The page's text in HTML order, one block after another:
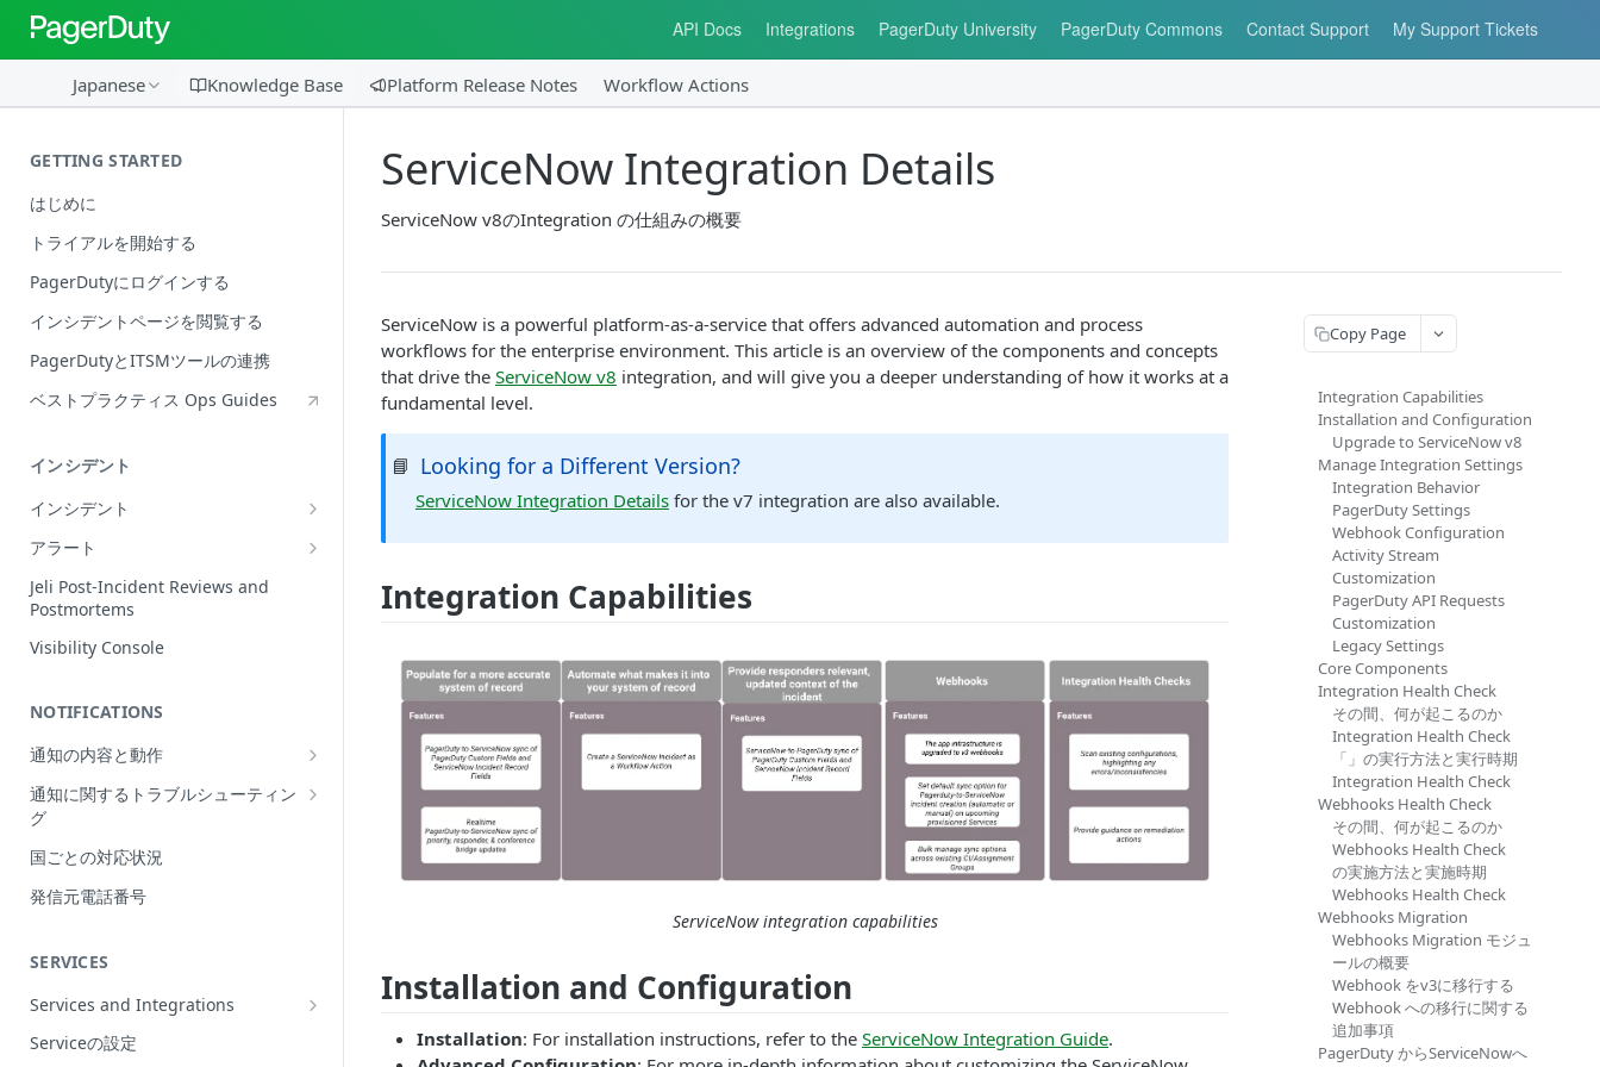
API Docs Integrations PagerDuty University PagerDuty Commons Contact Support My Support Tickets
Japanese Knowledge Base Platform Release Notes Workflow Actions
GETTING STARTED
はじめに
トライアルを開始する
PagerDutyにログインする
インシデントページを閲覧する
PagerDutyとITSMツールの連携
ベストプラクティス Ops Guides
インシデント
インシデント
Incidentの編集
インシデントの再割当て
（Reassign）
インシデントの再開（Reopen）
Incident Roles
Incident Tasks
Incident Types
インシデントが作成されない理由
Conference Bridge
アラート
Alerts Table
Jeli Post-Incident Reviews and
Postmortems
Visibility Console
NOTIFICATIONS
通知の内容と動作
Push Notifications
Email Notifications
電話通知
Phone Notification Disclosures
SMS Notifications
WhatsApp Notification
通知に関するトラブルシューティン
グ
想定される通知の動作
プッシュ通知のトラブルシューティ
ング
グ
電話通知のトラブルシューティング
SMS通知のトラブルシューティング
国ごとの対応状況
発信元電話番号
SERVICES
Services and Integrations
Service Directory
Serviceの設定
ServiceNow Integration Details
ServiceNow v8のIntegration の仕組みの概要
ServiceNow is a powerful platform-as-a-service that offers advanced automation and process
workflows for the enterprise environment. This article is an overview of the components and concepts
that drive the ServiceNow v8 integration, and will give you a deeper understanding of how it works at a
fundamental level.
📘 Looking for a Different Version?
ServiceNow Integration Detailsfor the v7 integration are also available.
Integration Capabilities
ServiceNow integration capabilities
Installation and Configuration
Installation: For installation instructions, refer to the ServiceNow Integration Guide.
Copy Page
Integration Capabilities
Installation and Configuration
Upgrade to ServiceNow v8
Manage Integration Settings
Integration Behavior
PagerDuty Settings
Webhook Configuration
Activity Stream
Customization
PagerDuty API Requests
Customization
Legacy Settings
Core Components
Integration Health Check
その間、何が起こるのか
Integration Health Check
「」の実行方法と実行時期
Integration Health Check
Webhooks Health Check
その間、何が起こるのか
Webhooks Health Check
の実施方法と実施時期
Webhooks Health Check
Webhooks Migration
Webhooks Migration モジュ
ールの概要
Webhook をv3に移行する
Webhook への移行に関する
追加事項
PagerDuty からServiceNowへ